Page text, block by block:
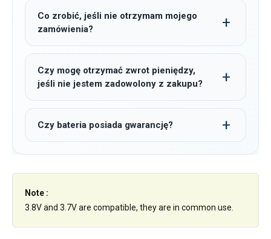
Co zrobić, jeśli nie otrzymam mojego
zamówienia?
Czy mogę otrzymać zwrot pieniędzy,
jeśli nie jestem zadowolony z zakupu?
Czy bateria posiada gwarancję?
Note :
3.8V and 3.7V are compatible, they are in common use.